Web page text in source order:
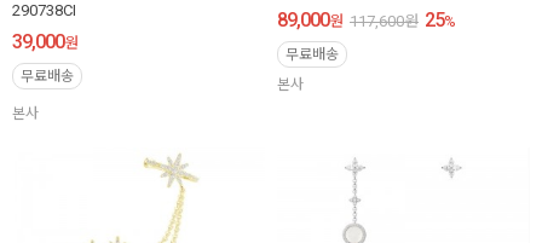
290738CI
39,000원
무료배송
본사
89,000원 117,600원 25%
무료배송
본사